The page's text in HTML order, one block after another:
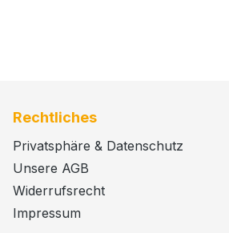
Rechtliches
Privatsphäre & Datenschutz
Unsere AGB
Widerrufsrecht
Impressum